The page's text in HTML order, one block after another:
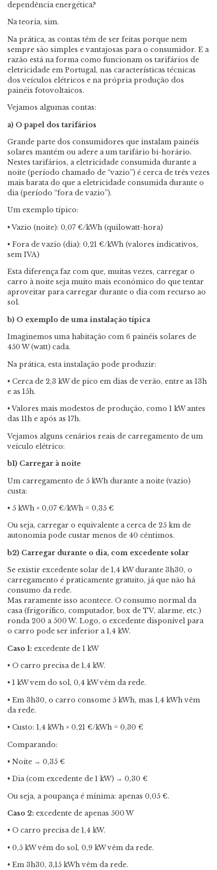
dependência energética?
Na teoria, sim.
Na prática, as contas têm de ser feitas porque nem
sempre são simples e vantajosas para o consumidor. E a
razão está na forma como funcionam os tarifários de
eletricidade em Portugal, nas características técnicas
dos veículos elétricos e na própria produção dos
painéis fotovoltaicos.
Vejamos algumas contas:
a) O papel dos tarifários
Grande parte dos consumidores que instalam painéis
solares mantém ou adere a um tarifário bi-horário.
Nestes tarifários, a eletricidade consumida durante a
noite (período chamado de “vazio”) é cerca de três vezes
mais barata do que a eletricidade consumida durante o
dia (período “fora de vazio”).
Um exemplo típico:
• Vazio (noite): 0,07 €/kWh (quilowatt-hora)
• Fora de vazio (dia): 0,21 €/kWh (valores indicativos,
sem IVA)
Esta diferença faz com que, muitas vezes, carregar o
carro à noite seja muito mais económico do que tentar
aproveitar para carregar durante o dia com recurso ao
sol.
b) O exemplo de uma instalação típica
Imaginemos uma habitação com 6 painéis solares de
450 W (watt) cada.
Na prática, esta instalação pode produzir:
• Cerca de 2,3 kW de pico em dias de verão, entre as 13h
e as 15h.
• Valores mais modestos de produção, como 1 kW antes
das 11h e após as 17h.
Vejamos alguns cenários reais de carregamento de um
veículo elétrico:
b1) Carregar à noite
Um carregamento de 5 kWh durante a noite (vazio)
custa:
• 5 kWh × 0,07 €/kWh = 0,35 €
Ou seja, carregar o equivalente a cerca de 25 km de
autonomia pode custar menos de 40 cêntimos.
b2) Carregar durante o dia, com excedente solar
Se existir excedente solar de 1,4 kW durante 3h30, o
carregamento é praticamente gratuito, já que não há
consumo da rede.
Mas raramente isso acontece. O consumo normal da
casa (frigorífico, computador, box de TV, alarme, etc.)
ronda 200 a 500 W. Logo, o excedente disponível para
o carro pode ser inferior a 1,4 kW.
Caso 1: excedente de 1 kW
• O carro precisa de 1,4 kW.
• 1 kW vem do sol, 0,4 kW vêm da rede.
• Em 3h30, o carro consome 5 kWh, mas 1,4 kWh vêm
da rede.
• Custo: 1,4 kWh × 0,21 €/kWh = 0,30 €
Comparando:
• Noite → 0,35 €
• Dia (com excedente de 1 kW) → 0,30 €
Ou seja, a poupança é mínima: apenas 0,05 €.
Caso 2: excedente de apenas 500 W
• O carro precisa de 1,4 kW.
• 0,5 kW vêm do sol, 0,9 kW vêm da rede.
• Em 3h30, 3,15 kWh vêm da rede.